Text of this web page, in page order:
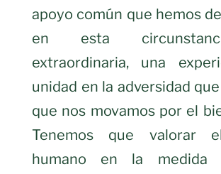
apoyo común que hemos
en esta
extraordinaria, una
unidad en la adversidad
que nos movamos por el
Tenemos que valorar
humano en la medida